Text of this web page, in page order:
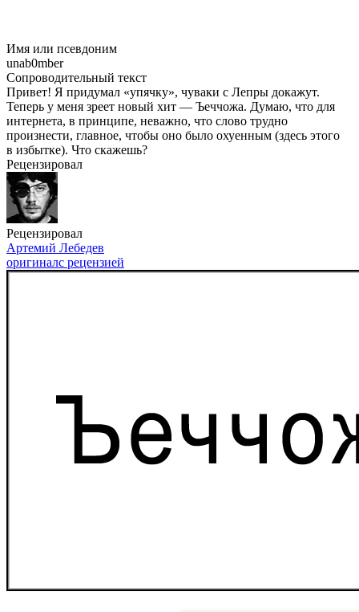
Имя или псевдоним
unab0mber
Сопроводительный текст
Привет! Я придумал «упячку», чуваки с Лепры докажут.
Теперь у меня зреет новый хит — Ъеччожа. Думаю, что для
интернета, в принципе, неважно, что слово трудно
произнести, главное, чтобы оно было охуенным (здесь этого
в избытке). Что скажешь?
Рецензировал
Рецензировал
Артемий Лебедев
оригиналс рецензией